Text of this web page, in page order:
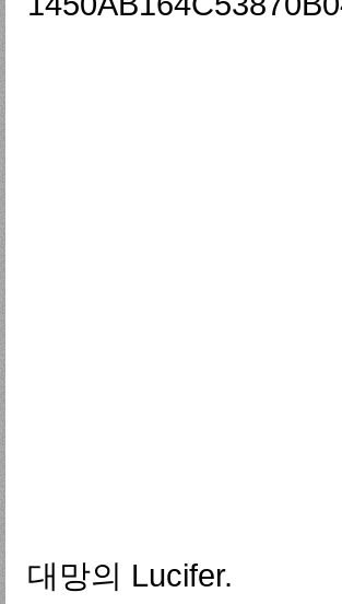
대망의 Lucifer.